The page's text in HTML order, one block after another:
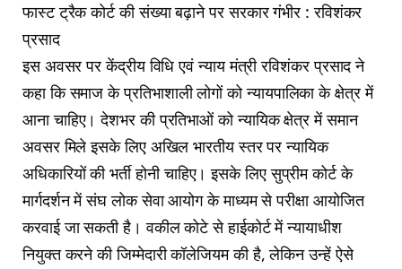
फास्ट ट्रैक कोर्ट की संख्या बढ़ाने पर सरकार गंभीर : रविशंकर
प्रसाद
इस अवसर पर केंद्रीय विधि एवं न्याय मंत्री रविशंकर प्रसाद ने
कहा कि समाज के प्रतिभाशाली लोगों को न्यायपालिका के क्षेत्र में
आना चाहिए। देशभर की प्रतिभाओं को न्यायिक क्षेत्र में समान
अवसर मिले इसके लिए अखिल भारतीय स्तर पर न्यायिक
अधिकारियों की भर्ती होनी चाहिए। इसके लिए सुप्रीम कोर्ट के
मार्गदर्शन में संघ लोक सेवा आयोग के माध्यम से परीक्षा आयोजित
करवाई जा सकती है। वकील कोटे से हाईकोर्ट में न्यायाधीश
नियुक्त करने की जिम्मेदारी कॉलेजियम की है, लेकिन उन्हें ऐसे